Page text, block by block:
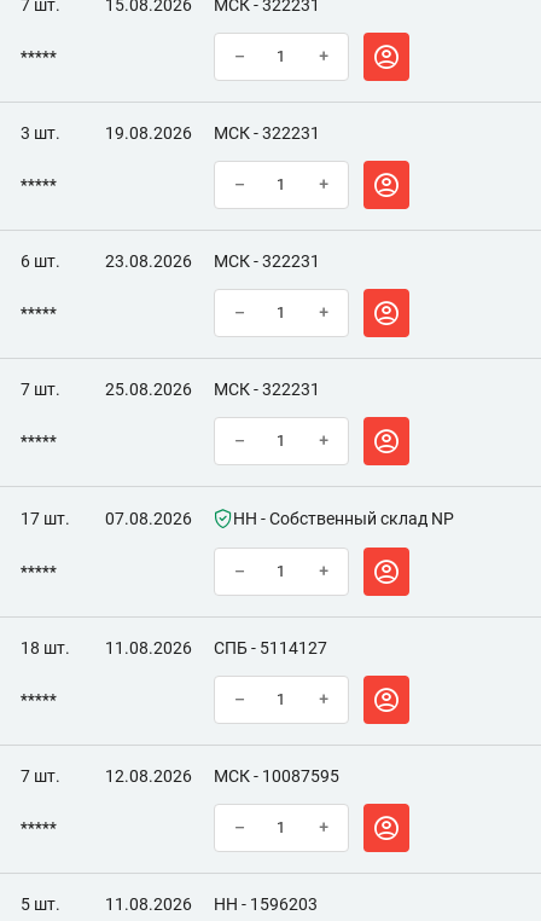
7 шт. 15.08.2026 МСК - 322231
***** – +
3 шт. 19.08.2026 МСК - 322231
***** – +
6 шт. 23.08.2026 МСК - 322231
***** – +
7 шт. 25.08.2026 МСК - 322231
***** – +
17 шт. 07.08.2026 НН - Собственный склад NP
***** – +
18 шт. 11.08.2026 СПБ - 5114127
***** – +
7 шт. 12.08.2026 МСК - 10087595
***** – +
5 шт. 11.08.2026 НН - 1596203